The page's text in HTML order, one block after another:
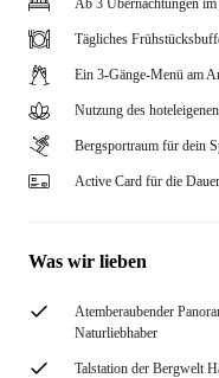
Ab 3 Übernachtungen
Tägliches
Ein 3-Gänge-Menü am
Nutzung des
Bergsportraum für dein
Active Card für die
Was wir lieben
Atemberaubender
Naturliebhaber
Talstation der Bergwelt